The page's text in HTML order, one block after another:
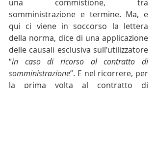
una commistione, tra
somministrazione e termine. Ma, e
qui ci viene in soccorso la lettera
della norma, dice di una applicazione
delle causali esclusiva sull’utilizzatore
“in caso di ricorso al contratto di
somministrazione”. E nel ricorrere, per
la prima volta al contratto di